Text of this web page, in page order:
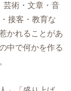
芸術・文章・音
接客・教育な
かれることがあ
中で何かを作る